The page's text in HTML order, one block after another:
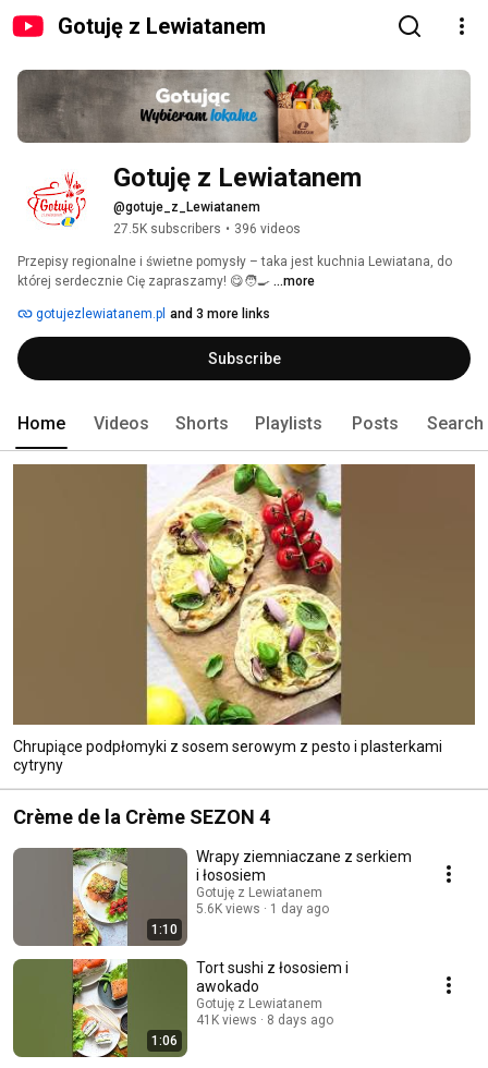
Gotuję z Lewiatanem
Gotuję z Lewiatanem
@gotuje_z_Lewiatanem
27.5K subscribers • 396 videos
Przepisy regionalne i świetne pomysły – taka jest kuchnia Lewiatana, do
której serdecznie Cię zapraszamy! 😋🧑‍🍳 ...more
gotujezlewiatanem.pl and 3 more links
Subscribe
Home Videos Shorts Playlists Posts Search
Chrupiące podpłomyki z sosem serowym z pesto i plasterkami
cytryny
Crème de la Crème SEZON 4
1:10
Wrapy ziemniaczane z serkiem
i łososiem
Gotuję z Lewiatanem
5.6K views
1 day ago
1:06
Tort sushi z łososiem i
awokado
Gotuję z Lewiatanem
41K views
8 days ago